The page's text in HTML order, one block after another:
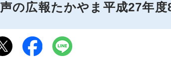
声の広報たかやま平成27年度